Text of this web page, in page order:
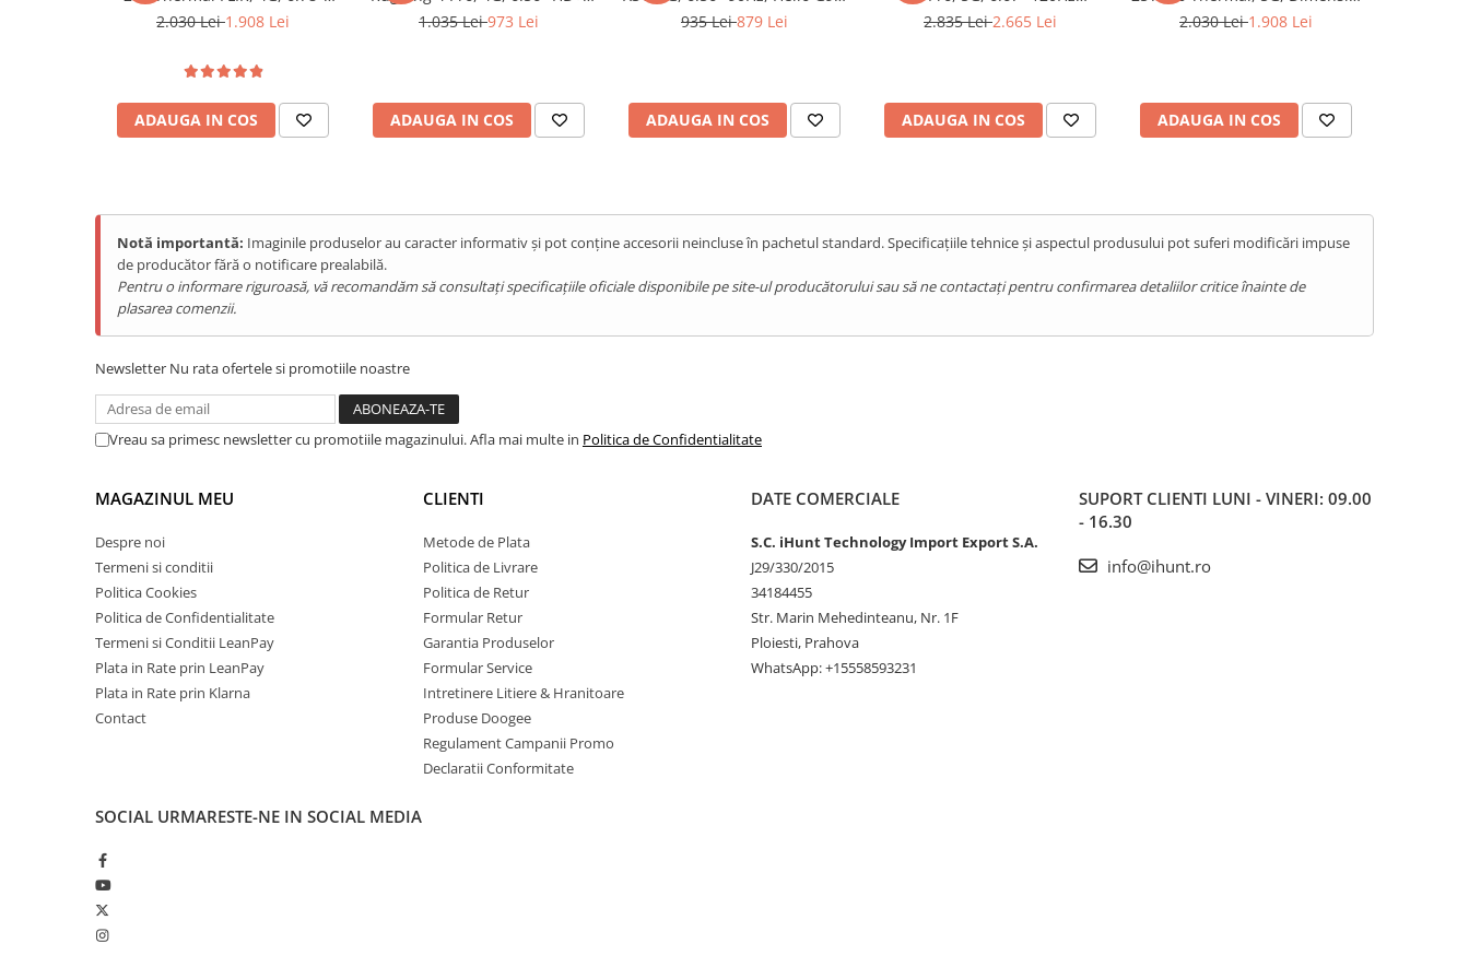
Utilaje gradina
Accesorii Litiere
ALTI PRODUCATORI
Produse Ulefone
Telefoane Mobile Ulefone
Tablete Ulefone
Huse protectie Ulefone
Produse Doogee
Tablete Doogee
Produse Hotwav
Telefoane Mobile Hotwav
Produse Unihertz
Tablete Unihertz
Produse Blackview
Telefoane Mobile Blackview
Produse Fossibot
Tablete Fossibot
Produse Oukitel
Telefoane Mobile Oukitel
120Hz, Helio G99, 12GB RAM,
2.030 Lei1.908 Lei
ADAUGA IN COS
Octa-Core T7250, 8GB RAM,
1.035 Lei973 Lei
ADAUGA IN COS
6GB RAM, 128GB, NFC, Android
935 Lei879 Lei
ADAUGA IN COS
AMOLED, Dimensity 7300, 16GB
2.835 Lei2.665 Lei
ADAUGA IN COS
6300, 8GB RAM, 256GB, NFC,
2.030 Lei1.908 Lei
ADAUGA IN COS
Notă importantă: Imaginile produselor au caracter informativ și pot conține accesorii neincluse în pachetul standard. Specificațiile tehnice și aspectul produsului pot suferi modificări impuse
de producător fără o notificare prealabilă.
Pentru o informare riguroasă, vă recomandăm să consultați specificațiile oficiale disponibile pe site-ul producătorului sau să ne contactați pentru confirmarea detaliilor critice înainte de
plasarea comenzii.
Newsletter Nu rata ofertele si promotiile noastre
Vreau sa primesc newsletter cu promotiile magazinului. Afla mai multe in Politica de Confidentialitate
MAGAZINUL MEU
Despre noi
Termeni si conditii
Politica Cookies
Politica de Confidentialitate
Termeni si Conditii LeanPay
Plata in Rate prin LeanPay
Plata in Rate prin Klarna
Contact
CLIENTI
Metode de Plata
Politica de Livrare
Politica de Retur
Formular Retur
Garantia Produselor
Formular Service
Intretinere Litiere & Hranitoare
Produse Doogee
Regulament Campanii Promo
Declaratii Conformitate
DATE COMERCIALE
S.C. iHunt Technology Import Export S.A.
J29/330/2015
34184455
Str. Marin Mehedinteanu, Nr. 1F
Ploiesti, Prahova
WhatsApp: +15558593231
SUPORT CLIENTI LUNI - VINERI: 09.00
- 16.30
info@ihunt.ro
SOCIAL URMARESTE-NE IN SOCIAL MEDIA